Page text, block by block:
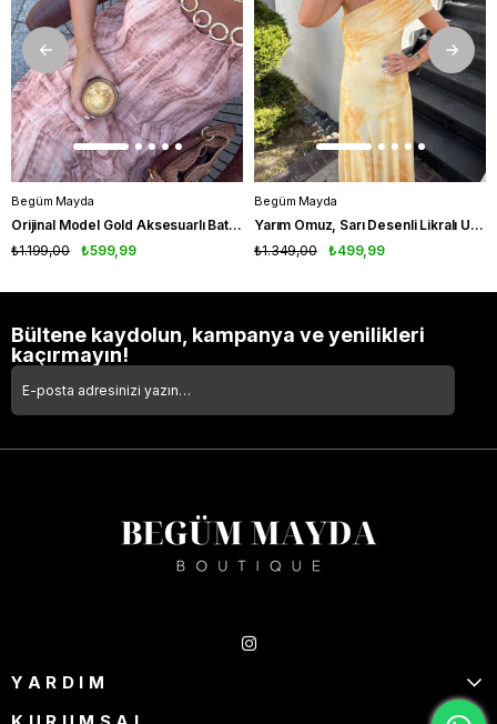
Begüm Mayda
Orijinal Model Gold Aksesuarlı Batik Desenli Elbise
₺599,99
₺1.199,00
Begüm Mayda
Yarım Omuz, Sarı Desenli Likralı Uzun Elbise
₺499,99
₺1.349,00
Bültene kaydolun, kampanya ve yenilikleri
kaçırmayın!
YARDIM